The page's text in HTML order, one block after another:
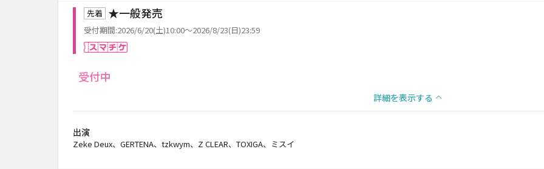
先着 ★一般発売
受付期間:2026/6/20(土)10:00～2026/8/23(日)23:59
受付中
詳細を表示する
出演
Zeke Deux、GERTENA、tzkwym、Z CLEAR、TOXIGA、ミスイ